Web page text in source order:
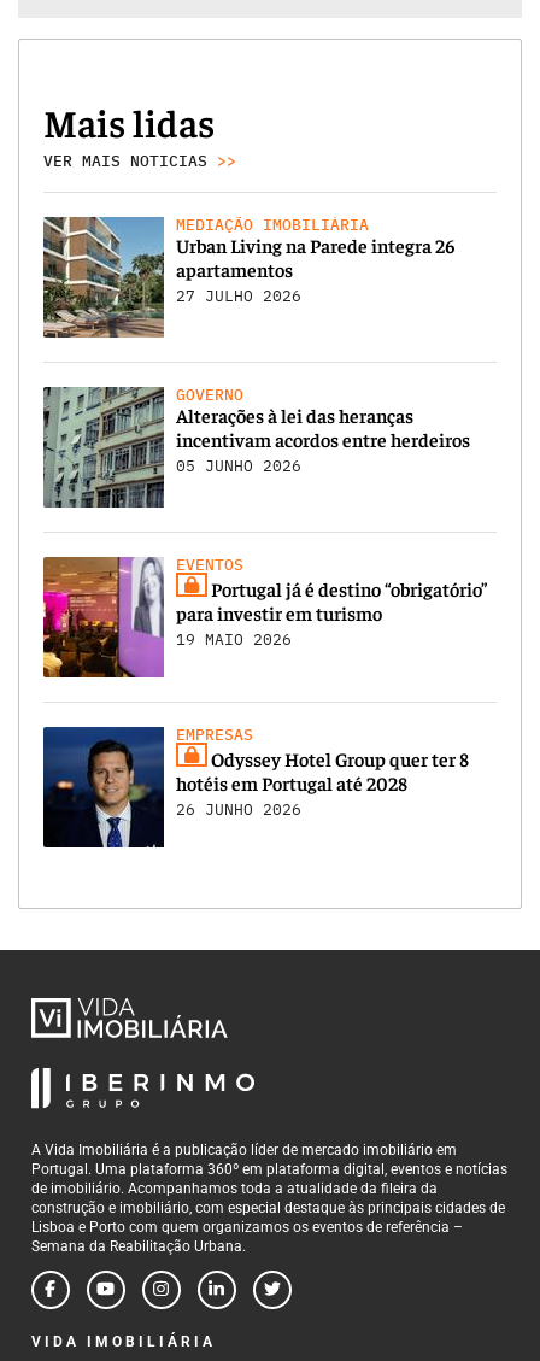
Mais lidas
VER MAIS NOTICIAS >>
MEDIAÇÃO IMOBILIÁRIA
Urban Living na Parede integra 26
apartamentos
27 JULHO 2026
GOVERNO
Alterações à lei das heranças
incentivam acordos entre herdeiros
05 JUNHO 2026
EVENTOS
Portugal já é destino “obrigatório”
para investir em turismo
19 MAIO 2026
EMPRESAS
Odyssey Hotel Group quer ter 8
hotéis em Portugal até 2028
26 JUNHO 2026
A Vida Imobiliária é a publicação líder de mercado imobiliário em
Portugal. Uma plataforma 360º em plataforma digital, eventos e notícias
de imobiliário. Acompanhamos toda a atualidade da fileira da
construção e imobiliário, com especial destaque às principais cidades de
Lisboa e Porto com quem organizamos os eventos de referência –
Semana da Reabilitação Urbana.
VIDA IMOBILIÁRIA